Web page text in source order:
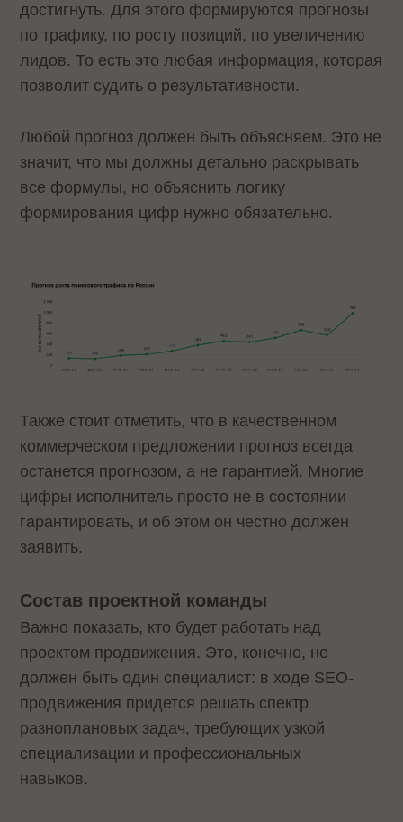
достигнуть. Для этого формируются прогнозы
по трафику, по росту позиций, по увеличению
лидов. То есть это любая информация, которая
позволит судить о результативности.
Любой прогноз должен быть объясняем. Это не
значит, что мы должны детально раскрывать
все формулы, но объяснить логику
формирования цифр нужно обязательно.
Также стоит отметить, что в качественном
коммерческом предложении прогноз всегда
останется прогнозом, а не гарантией. Многие
цифры исполнитель просто не в состоянии
гарантировать, и об этом он честно должен
заявить.
Состав проектной команды
Важно показать, кто будет работать над
проектом продвижения. Это, конечно, не
должен быть один специалист: в ходе SEO-
продвижения придется решать спектр
разноплановых задач, требующих узкой
специализации и профессиональных
навыков.